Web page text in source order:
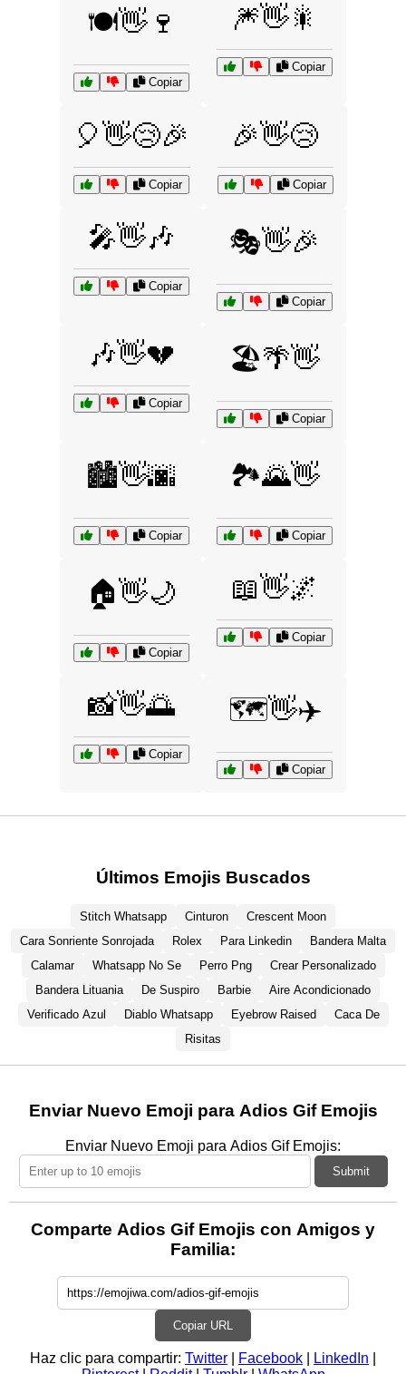
🍽️👋🍷
Copiar
🎆👋🎇
Copiar
🎈👋😢🎉
Copiar
🎉👋😢
Copiar
🎤👋🎶
Copiar
🎭👋🎉
Copiar
🎶👋💔
Copiar
🏖️🌴👋
Copiar
🏙️👋🌆
Copiar
🏞️🌄👋
Copiar
🏠👋🌙
Copiar
📖👋🌌
Copiar
📸👋🌅
Copiar
🗺️👋✈️
Copiar
Últimos Emojis Buscados
Stitch Whatsapp Cinturon
Crescent Moon
Cara Sonriente Sonrojada
Rolex Para Linkedin
Bandera Malta
Calamar
Whatsapp No Se Perro Png
Crear Personalizado
Bandera Lituania
De Suspiro Barbie
Aire Acondicionado
Verificado Azul
Diablo Whatsapp Eyebrow Raised
Caca De
Risitas
Enviar Nuevo Emoji para Adios Gif Emojis
Enviar Nuevo Emoji para Adios Gif Emojis:
Submit
Comparte Adios Gif Emojis con Amigos y
Familia:
Copiar URL
Haz clic para compartir: Twitter Facebook LinkedIn